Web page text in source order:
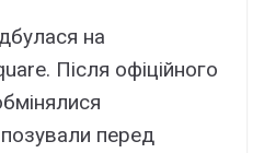
нa
Піcля офіційного
пepeд